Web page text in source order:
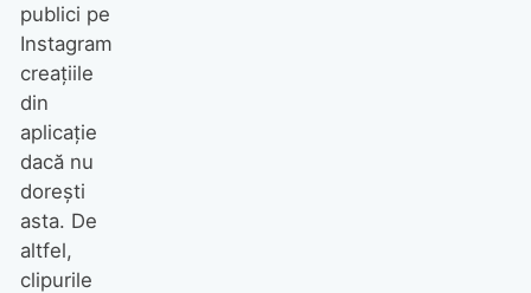
publici pe
Instagram
creațiile
din
aplicație
dacă nu
dorești
asta. De
altfel,
clipurile